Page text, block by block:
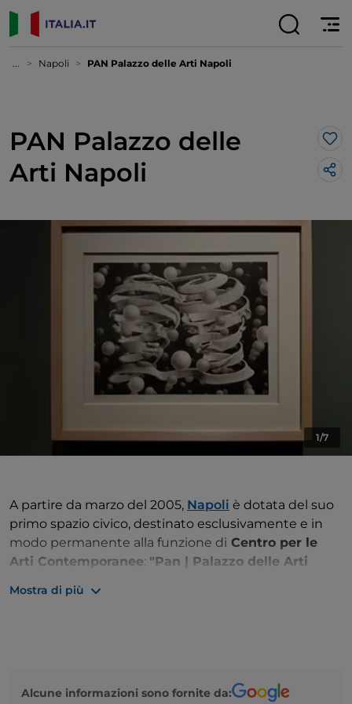
... Napoli PAN Palazzo delle Arti Napoli
PAN Palazzo delle
Arti Napoli
1/7
A partire da marzo del 2005, Napoli è dotata del suo
primo spazio civico, destinato esclusivamente e in
modo permanente alla funzione di Centro per le
Arti Contemporanee: "Pan | Palazzo delle Arti
promuovere e documentare i diversi linguaggi
La struttura è ubicata nell’edificio settecentesco del
Mostra di più
Alcune informazioni sono fornite da: